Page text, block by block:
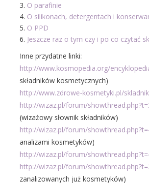
O parafinie
O silikonach, detergentach i
O PPD
Jeszcze raz o tym czy i po co czytać
Inne przydatne linki:
http://www.kosmopedia.org/
składników kosmetycznych)
http://www.zdrowe-kosmetyki.pl/
http://wizaz.pl/forum/
(wizażowy słownik składników)
http://wizaz.pl/forum/
analizami kosmetyków)
http://wizaz.pl/forum/
http://wizaz.pl/forum/
zanalizowanych już kosmetyków)